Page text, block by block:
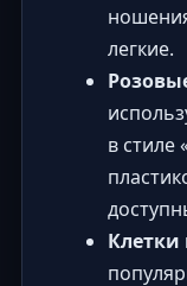
легкие.
в стиле
Клетки